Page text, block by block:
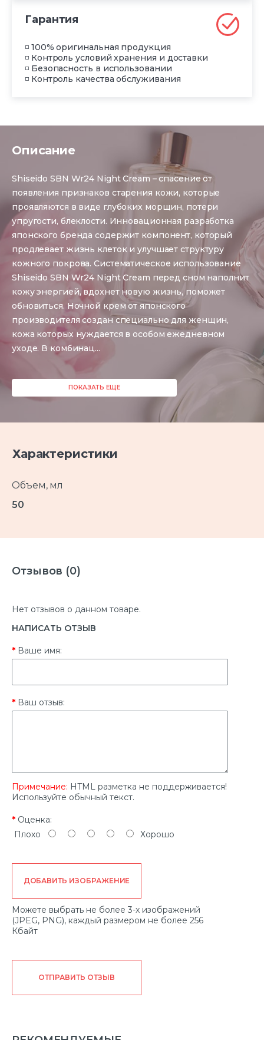
Гарантия
◽ 100% оригинальная продукция
◽ Контроль условий хранения и доставки
◽ Безопасность в использовании
◽ Контроль качества обслуживания
Описание
Shiseido SBN Wr24 Night Cream – спасение от
появления признаков старения кожи, которые
проявляются в виде глубоких морщин, потери
упругости, блеклости. Инновационная разработка
японского бренда содержит компонент, который
продлевает жизнь клеток и улучшает структуру
кожного покрова. Систематическое использование
Shiseido SBN Wr24 Night Cream перед сном наполнит
кожу энергией, вдохнет новую жизнь, поможет
обновиться. Ночной крем от японского
производителя создан специально для женщин,
кожа которых нуждается в особом ежедневном
уходе. В комбинац...
ПОКАЗАТЬ ЕЩЕ
Характеристики
Объем, мл
50
Отзывов (0)
Нет отзывов о данном товаре.
НАПИСАТЬ ОТЗЫВ
Ваше имя:
Ваш отзыв:
Примечание: HTML разметка не поддерживается!
Используйте обычный текст.
Оценка:
Плохо
Хорошо
ДОБАВИТЬ ИЗОБРАЖЕНИЕ
Можете выбрать не более 3-х изображений
(JPEG, PNG), каждый размером не более 256
Кбайт
ОТПРАВИТЬ ОТЗЫВ